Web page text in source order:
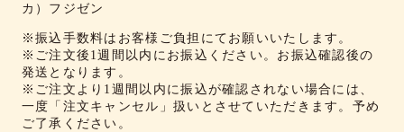
カ）フジゼン
※振込手数料はお客様ご負担にてお願いいたします。
※ご注文後1週間以内にお振込ください。お振込確認後の
発送となります。
※ご注文より1週間以内に振込が確認されない場合には、
一度「注文キャンセル」扱いとさせていただきます。予め
ご了承ください。